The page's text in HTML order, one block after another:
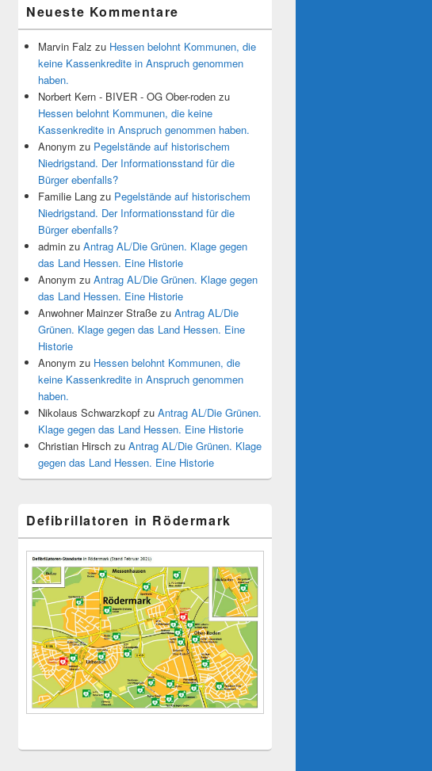
Neueste Kommentare
Marvin Falz zu Hessen belohnt Kommunen, die
keine Kassenkredite in Anspruch genommen
haben.
Norbert Kern - BIVER - OG Ober-roden zu
Hessen belohnt Kommunen, die keine
Kassenkredite in Anspruch genommen haben.
Anonym zu Pegelstände auf historischem
Niedrigstand. Der Informationsstand für die
Bürger ebenfalls?
Familie Lang zu Pegelstände auf historischem
Niedrigstand. Der Informationsstand für die
Bürger ebenfalls?
admin zu Antrag AL/Die Grünen. Klage gegen
das Land Hessen. Eine Historie
Anonym zu Antrag AL/Die Grünen. Klage gegen
das Land Hessen. Eine Historie
Anwohner Mainzer Straße zu Antrag AL/Die
Grünen. Klage gegen das Land Hessen. Eine
Historie
Anonym zu Hessen belohnt Kommunen, die
keine Kassenkredite in Anspruch genommen
haben.
Nikolaus Schwarzkopf zu Antrag AL/Die Grünen.
Klage gegen das Land Hessen. Eine Historie
Christian Hirsch zu Antrag AL/Die Grünen. Klage
gegen das Land Hessen. Eine Historie
Defibrillatoren in Rödermark